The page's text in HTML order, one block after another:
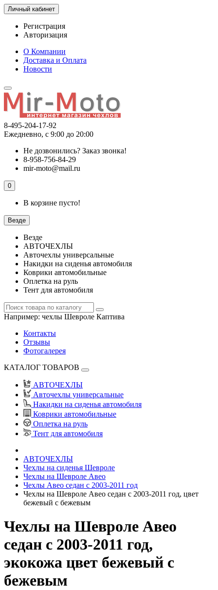
Личный кабинет
Регистрация
Авторизация
О Компании
Доставка и Оплата
Новости
8-495-204-17-92
Ежедневно, с 9:00 до 20:00
Не дозвонились? Заказ звонка!
8-958-756-84-29
mir-moto@mail.ru
0
В корзине пусто!
Везде
Везде
АВТОЧЕХЛЫ
Авточехлы универсальные
Накидки на сиденья автомобиля
Коврики автомобильные
Оплетка на руль
Тент для автомобиля
Например: чехлы Шевроле Каптива
Контакты
Отзывы
Фотогалерея
КАТАЛОГ ТОВАРОВ
АВТОЧЕХЛЫ
Авточехлы универсальные
Накидки на сиденья автомобиля
Коврики автомобильные
Оплетка на руль
Тент для автомобиля
АВТОЧЕХЛЫ
Чехлы на сиденья Шевроле
Чехлы на Шевроле Авео
Чехлы Авео седан с 2003-2011 год
Чехлы на Шевроле Авео седан с 2003-2011 год, цвет
бежевый с бежевым
Чехлы на Шевроле Авео
седан с 2003-2011 год,
экокожа цвет бежевый с
бежевым